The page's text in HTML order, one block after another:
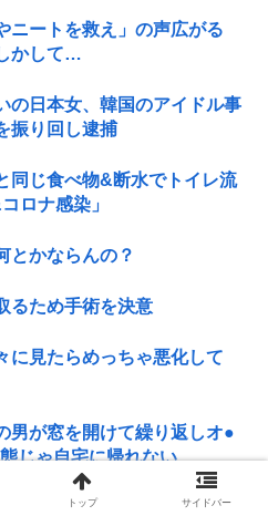
ニートを救え」の声広がる
かして…
の日本女、韓国のアイドル事
振り回し逮捕
同じ食べ物&断水でトイレ流
ロナ感染」
とかならんの？
るため手術を決意
に見たらめっちゃ悪化して
男が窓を開けて繰り返しオ●
じゃ自宅に帰れない...
たらお終い。壊れた脳を元通
トップ サイドバー